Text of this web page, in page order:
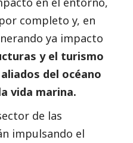
completo y, en
ya impacto
y el turismo
aliados del océano
vida marina.
de las
impulsando el